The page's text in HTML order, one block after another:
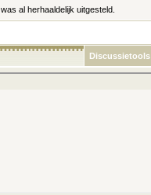
al herhaaldelijk uitgesteld.
Discussietools